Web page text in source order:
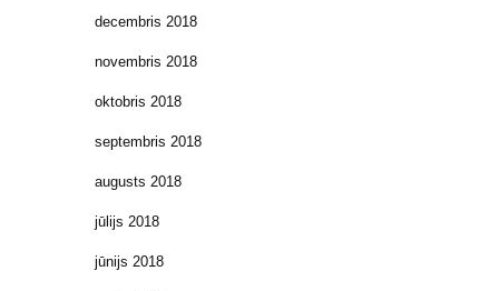
decembris 2018
novembris 2018
oktobris 2018
septembris 2018
augusts 2018
jūlijs 2018
jūnijs 2018